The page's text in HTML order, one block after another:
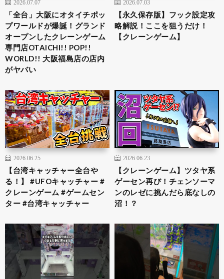
2026.07.07
「全台」大阪にオタイチポッ
プワールドが爆誕！グランド
オープンしたクレーンゲーム
専門店OTAICHI!! POP!!
WORLD!! 大阪福島店の店内
がヤバい
2026.07.03
【永久保存版】フック設定攻
略解説！ここを狙うだけ！
【クレーンゲーム】
2026.06.25
【台湾キャッチャー全台や
る！】 #UFOキャッチャー #
クレーンゲーム #ゲームセン
ター #台湾キャッチャー
2026.06.23
【クレーンゲーム】ツタヤ系
ゲーセン再び！チェンソーマ
ンのレゼに挑んだら底なしの
沼！？